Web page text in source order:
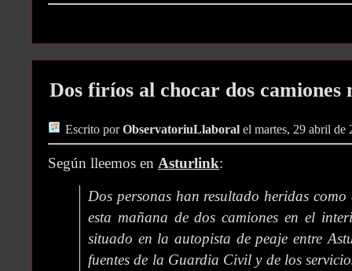
Dos firíos al chocar dos camiones
Escrito porObservatoriuLlaboral el martes, 29 abril de
Según lleemos en Asturlink:
Dos personas han resultado heridas como
esta mañana de dos camiones en el
situado en la autopista de peaje entre
fuentes de la Guardia Civil y de los